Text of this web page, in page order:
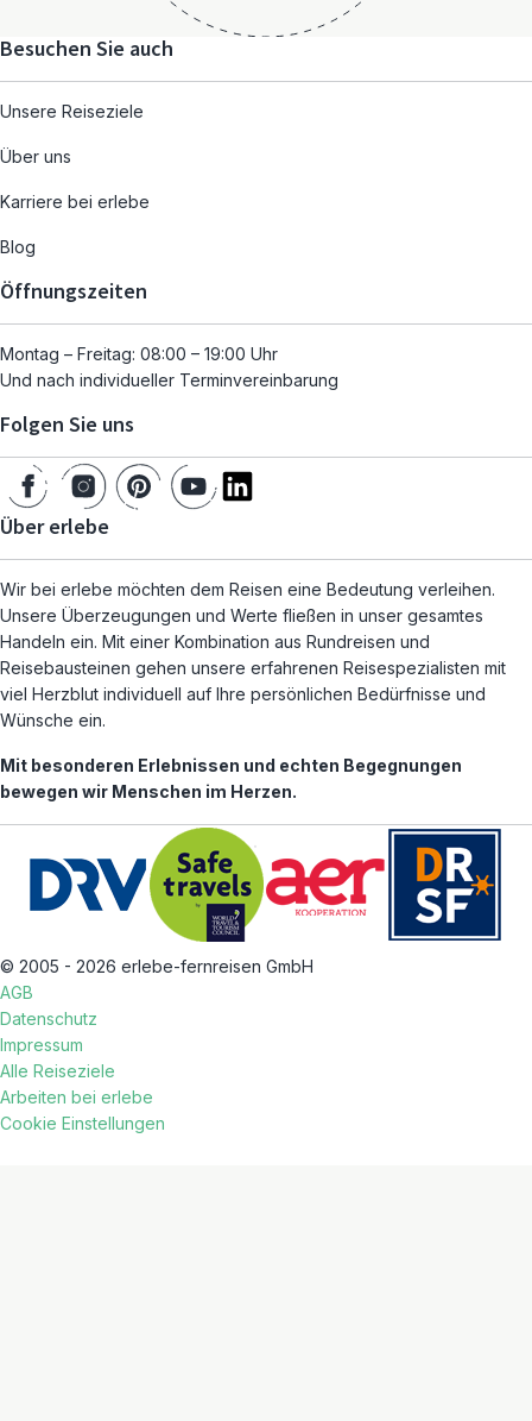
Besuchen Sie auch
Unsere Reiseziele
Über uns
Karriere bei erlebe
Blog
Öffnungszeiten
Montag – Freitag: 08:00 – 19:00 Uhr
Und nach individueller Terminvereinbarung
Folgen Sie uns
Über erlebe
Wir bei erlebe möchten dem Reisen eine Bedeutung verleihen.
Unsere Überzeugungen und Werte fließen in unser gesamtes
Handeln ein. Mit einer Kombination aus Rundreisen und
Reisebausteinen gehen unsere erfahrenen Reisespezialisten mit
viel Herzblut individuell auf Ihre persönlichen Bedürfnisse und
Wünsche ein.
Mit besonderen Erlebnissen und echten Begegnungen
bewegen wir Menschen im Herzen.
© 2005 - 2026 erlebe-fernreisen GmbH
AGB
Datenschutz
Impressum
Alle Reiseziele
Arbeiten bei erlebe
Cookie Einstellungen